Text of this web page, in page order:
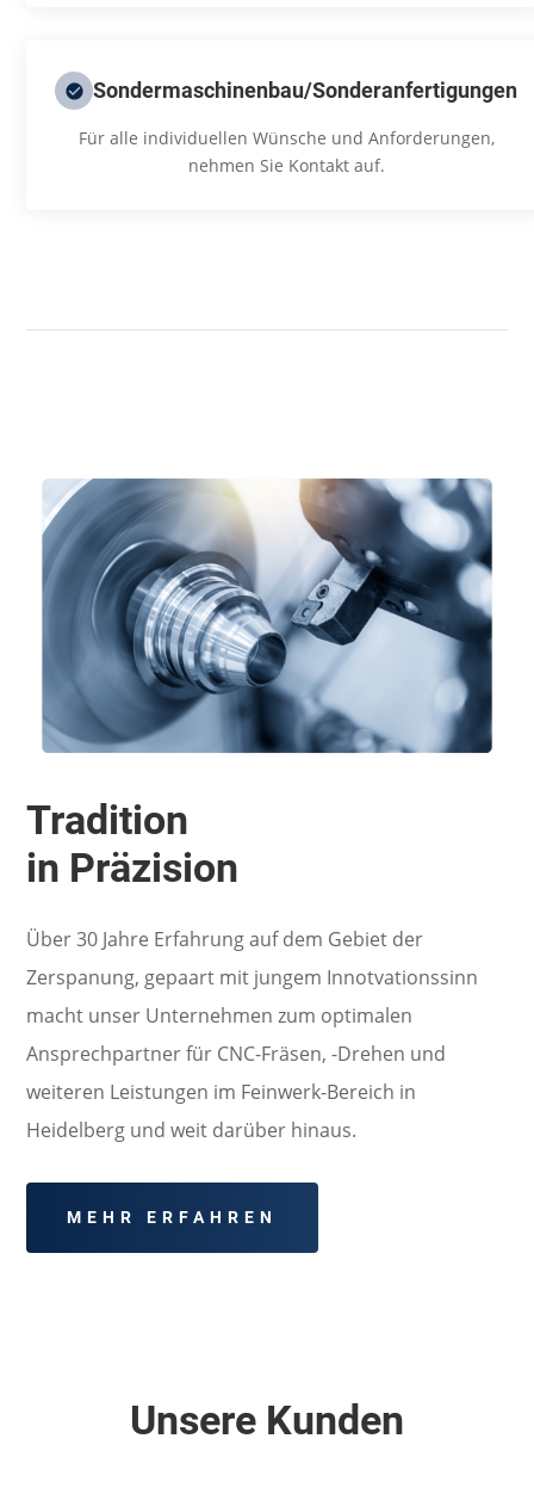
Sondermaschinenbau/Sonderanfertigungen
Für alle individuellen Wünsche und Anforderungen,
nehmen Sie Kontakt auf.
Tradition
in Präzision
Über 30 Jahre Erfahrung auf dem Gebiet der
Zerspanung, gepaart mit jungem Innotvationssinn
macht unser Unternehmen zum optimalen
Ansprechpartner für CNC-Fräsen, -Drehen und
weiteren Leistungen im Feinwerk-Bereich in
Heidelberg und weit darüber hinaus.
MEHR ERFAHREN
Unsere Kunden